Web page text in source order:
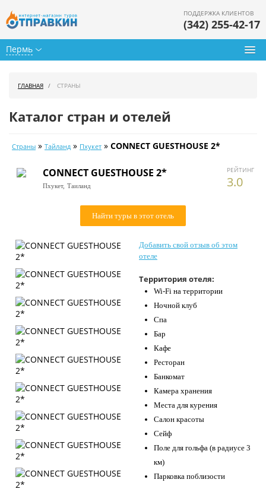
Пермь
ПОДДЕРЖКА КЛИЕНТОВ
(342) 255-42-17
Календарь туров
Цены дня
О нас
Контакты
ГЛАВНАЯ СТРАНЫ
Каталог стран и отелей
Страны » Тайланд » Пхукет » CONNECT GUESTHOUSE 2*
РЕЙТИНГ
3.0
CONNECT GUESTHOUSE 2*
Пхукет, Таиланд
Найти туры в этот отель
Добавить свой отзыв об этом
отеле
Территория отеля:
Wi-Fi на территории
Ночной клуб
Спа
Бар
Кафе
Ресторан
Банкомат
Камера хранения
Места для курения
Салон красоты
Сейф
Поле для гольфа (в радиусе 3
км)
Парковка поблизости